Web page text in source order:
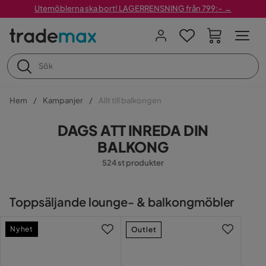
Utemöblerna ska bort! LAGERRENSNING från 799:– →
Hem Kampanjer Allt till balkongen
DAGS ATT INREDA DIN
BALKONG
524 st produkter
Toppsäljande lounge- & balkongmöbler
Nyhet Outlet